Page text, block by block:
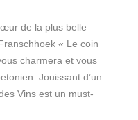
de la plus belle
« Le coin
charmera et vous
Jouissant d’un
Vins est un must-